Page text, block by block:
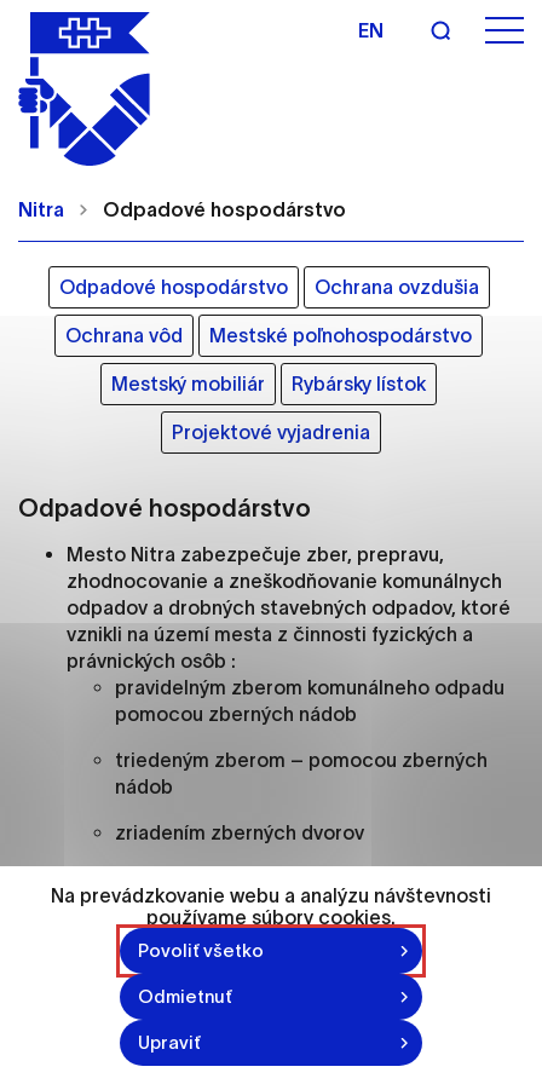
EN
Nitra Odpadové hospodárstvo
Odpadové hospodárstvo Ochrana ovzdušia
Ochrana vôd Mestské poľnohospodárstvo
Mestský mobiliár Rybársky lístok
Projektové vyjadrenia
Odpadové hospodárstvo
Mesto Nitra zabezpečuje zber, prepravu,
zhodnocovanie a zneškodňovanie komunálnych
odpadov a drobných stavebných odpadov, ktoré
vznikli na území mesta z činnosti fyzických a
právnických osôb :
pravidelným zberom komunálneho odpadu
pomocou zberných nádob
triedeným zberom – pomocou zberných
nádob
zriadením zberných dvorov
organizáciami
Podrobné informácie a oznamy nájdete na
Nitrianskych komunálnych služieb.
Popis nakladania s komunálnymi odpadmi a drobnými
stavebnými odpadmi na území Mesta Nitra
Na prevádzkovanie webu a analýzu návštevnosti
používame súbory cookies.
Povoliť všetko
Odmietnuť
Upraviť
Nastavenie cookies
stránky môžu ukladať informácie o vašej aktivite a
preferenciách. Používajú sa napríklad k tomu, aby
si webový prehliadač zapamätoval Vaše
prihlásenie alebo aby sa uložila Vaša voľba v tomto
okne.
Vyberte úroveň cookies, ktorú chcete povoliť
Technické cookies
nevyhnutné a pomáhajú urobiť webové stránky
uplatniteľnými tým, že umožňujú základné funkcie,
ako je navigácia na stránke a prístup k
zabezpečeným oblastiam webovej stránky. Bez
týchto súborov cookie nemôže web správne
fungovať.
Analytické cookies
Analytické cookies pomáhajú prevádzkovateľovi
stránok pochopiť, ako návštevníci stránok stránku
používajú, aby mohol stránky optimalizovať a
zbierajú anonymne a nie je možné ich spojiť s
konkrétnou osobou.
Označiť všetko
Uložiť nastavenia
Viac informácií